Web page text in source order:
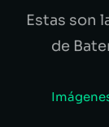
Estas son
de